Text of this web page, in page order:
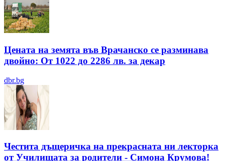
Цената на земята във Врачанско се разминава
двойно: От 1022 до 2286 лв. за декар
dbr.bg
Честита дъщеричка на прекрасната ни лекторка
от Училищата за родители - Симона Крумова!